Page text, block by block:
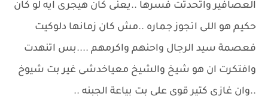
العصافير واتحدتت فسرها ..يعنى كان هيجرى ايه لو كان
حكيم هو اللى اتجوز جماره ..مش كان زمانها دلوكيت
فعصمة سيد الرجال واحنهم واكرمهم ....بس اتنهدت
وافتكرت ان هو شيخ والشيخ معياخدشى غير بت شيوخ
..وان غازى كتير قوى على بت بياعة الجبنه ..